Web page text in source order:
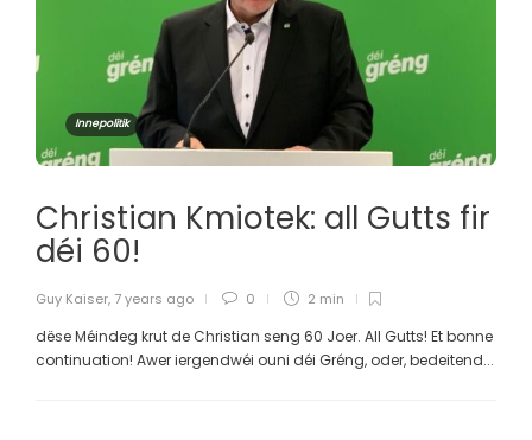
Innepolitik
Christian Kmiotek: all Gutts fir
déi 60!
Guy Kaiser, 7 years ago 0 2 min
dëse Méindeg krut de Christian seng 60 Joer. All Gutts! Et bonne
continuation! Awer iergendwéi ouni déi Gréng, oder, bedeitend...